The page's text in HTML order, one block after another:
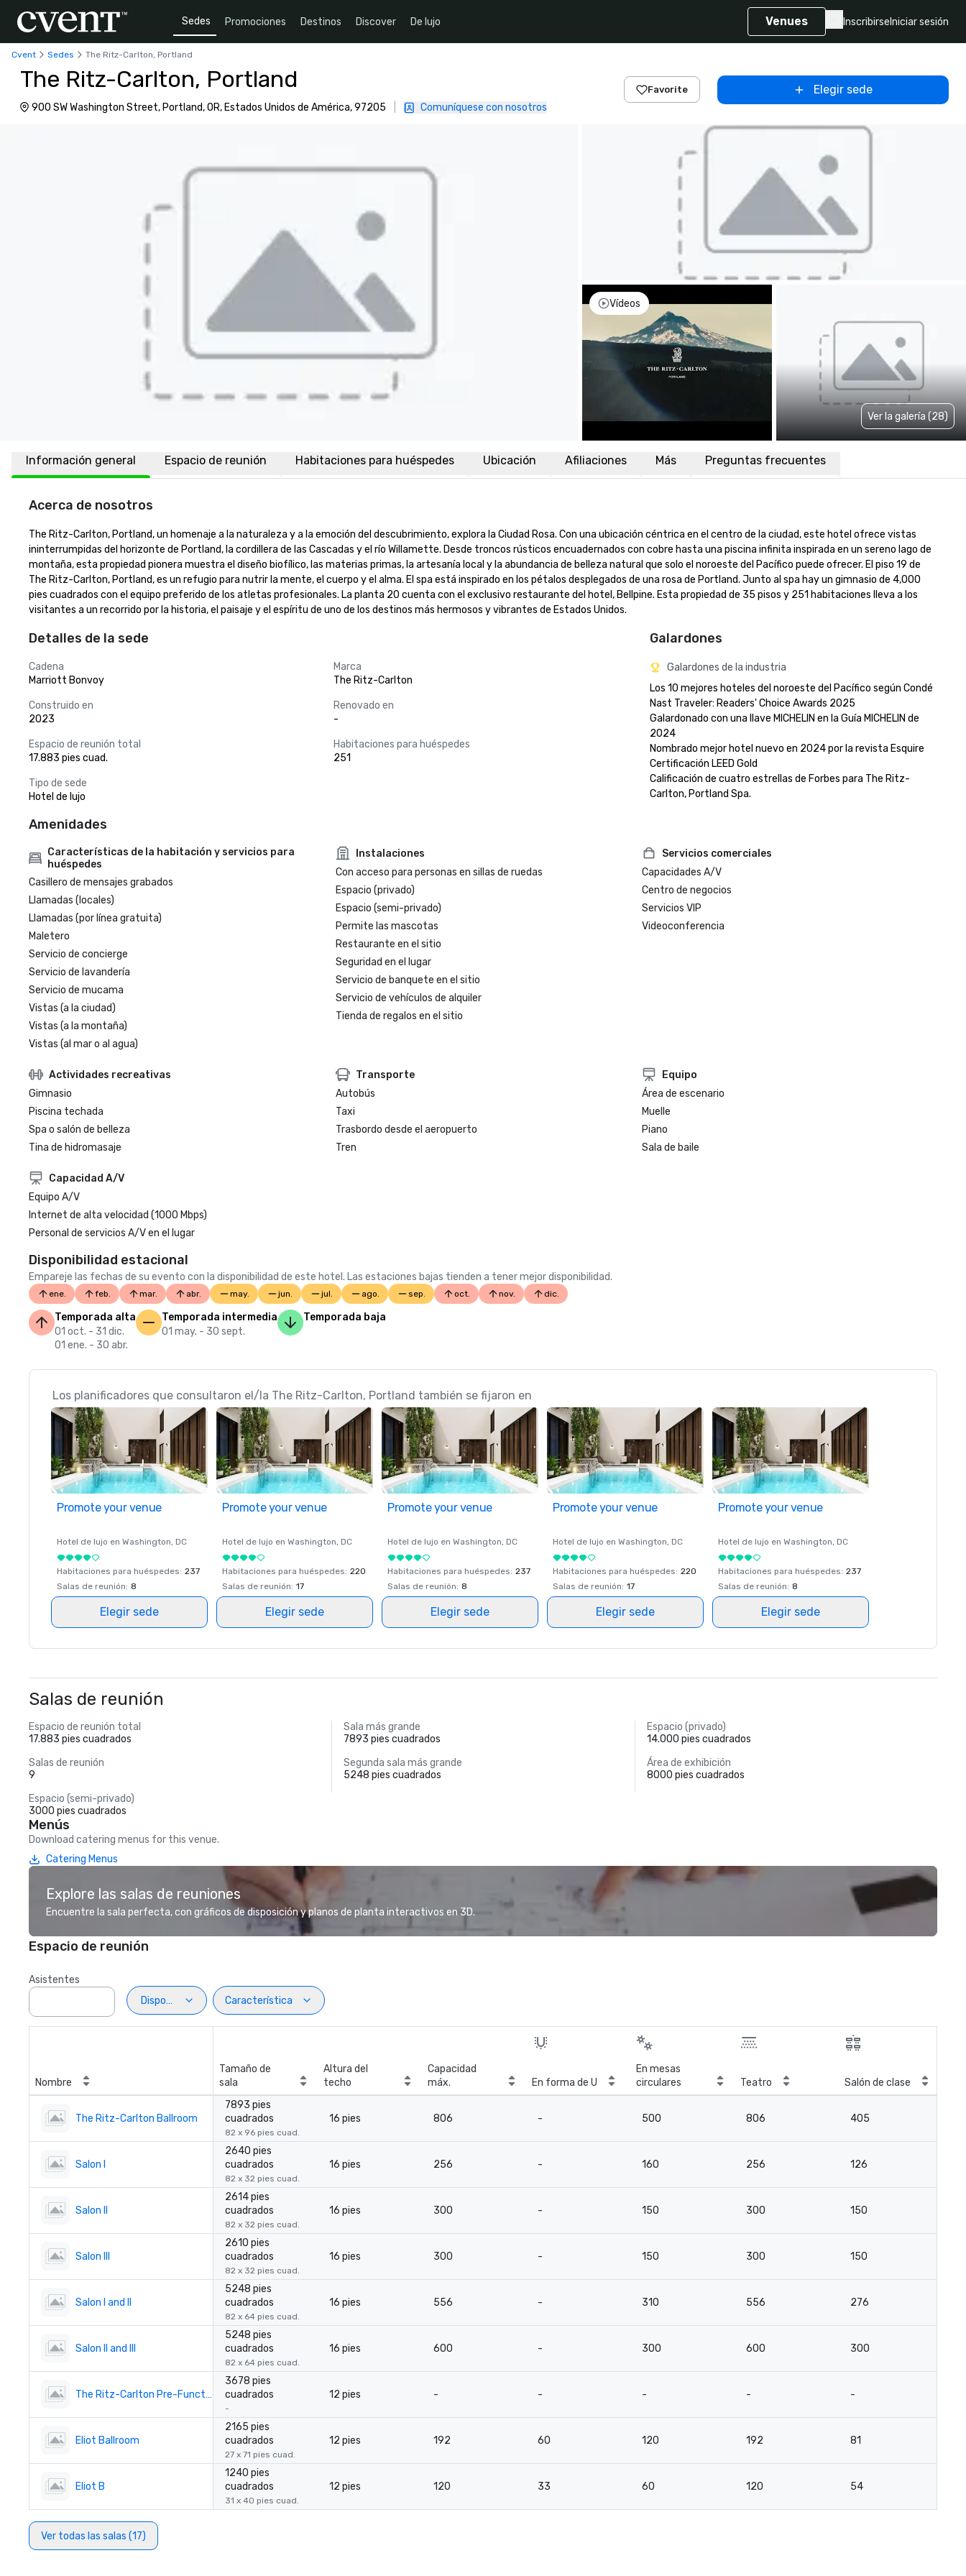
Sedes Promociones Destinos Discover De lujo Venues Inscribirse Iniciar sesión
Cvent Sedes The Ritz-Carlton, Portland
The Ritz-Carlton, Portland
900 SW Washington Street, Portland, OR, Estados Unidos de América, 97205 Comuníquese con nosotros
Favorite Elegir sede
Vídeos
Ver la galería (28)
Información general Espacio de reunión Habitaciones para huéspedes Ubicación Afiliaciones Más Preguntas frecuentes
Acerca de nosotros
The Ritz-Carlton, Portland, un homenaje a la naturaleza y a la emoción del descubrimiento, explora la Ciudad Rosa. Con una ubicación céntrica en el centro de la ciudad, este hotel ofrece vistas
ininterrumpidas del horizonte de Portland, la cordillera de las Cascadas y el río Willamette. Desde troncos rústicos encuadernados con cobre hasta una piscina infinita inspirada en un sereno lago de
montaña, esta propiedad pionera muestra el diseño biofílico, las materias primas, la artesanía local y la abundancia de belleza natural que solo el noroeste del Pacífico puede ofrecer. El piso 19 de
The Ritz-Carlton, Portland, es un refugio para nutrir la mente, el cuerpo y el alma. El spa está inspirado en los pétalos desplegados de una rosa de Portland. Junto al spa hay un gimnasio de 4,000
pies cuadrados con el equipo preferido de los atletas profesionales. La planta 20 cuenta con el exclusivo restaurante del hotel, Bellpine. Esta propiedad de 35 pisos y 251 habitaciones lleva a los
visitantes a un recorrido por la historia, el paisaje y el espíritu de uno de los destinos más hermosos y vibrantes de Estados Unidos.
Detalles de la sede
Cadena
Marriott Bonvoy
Marca
The Ritz-Carlton
Construido en
2023
Renovado en
-
Espacio de reunión total
17.883 pies cuad.
Habitaciones para huéspedes
251
Tipo de sede
Hotel de lujo
Galardones
Galardones de la industria
Los 10 mejores hoteles del noroeste del Pacífico según Condé
Nast Traveler: Readers' Choice Awards 2025
Galardonado con una llave MICHELIN en la Guía MICHELIN de
2024
Nombrado mejor hotel nuevo en 2024 por la revista Esquire
Certificación LEED Gold
Calificación de cuatro estrellas de Forbes para The Ritz-
Amenidades
Características de la habitación y servicios para
huéspedes
Casillero de mensajes grabados
Llamadas (locales)
Llamadas (por línea gratuita)
Maletero
Servicio de concierge
Servicio de lavandería
Servicio de mucama
Vistas (a la ciudad)
Vistas (a la montaña)
Vistas (al mar o al agua)
Instalaciones
Con acceso para personas en sillas de ruedas
Espacio (privado)
Espacio (semi-privado)
Permite las mascotas
Restaurante en el sitio
Seguridad en el lugar
Servicio de banquete en el sitio
Servicio de vehículos de alquiler
Tienda de regalos en el sitio
Servicios comerciales
Capacidades A/V
Centro de negocios
Servicios VIP
Videoconferencia
Actividades recreativas
Gimnasio
Piscina techada
Spa o salón de belleza
Tina de hidromasaje
Transporte
Autobús
Taxi
Trasbordo desde el aeropuerto
Tren
Equipo
Área de escenario
Muelle
Piano
Sala de baile
Capacidad A/V
Equipo A/V
Internet de alta velocidad (1000 Mbps)
Personal de servicios A/V en el lugar
Disponibilidad estacional
Empareje las fechas de su evento con la disponibilidad de este hotel. Las estaciones bajas tienden a tener mejor disponibilidad.
ene. feb. mar. abr. may. jun. jul. ago. sep. oct. nov. dic.
Temporada alta
01 oct. - 31 dic.
01 ene. - 30 abr.
Temporada intermedia
01 may. - 30 sept.
Temporada baja
Los planificadores que consultaron el/la The Ritz-Carlton, Portland también se fijaron en
Promote your venue
Hotel de lujo en Washington, DC
Habitaciones para huéspedes: 237
Salas de reunión: 8
Elegir sede
Promote your venue
Hotel de lujo en Washington, DC
Habitaciones para huéspedes: 220
Salas de reunión: 17
Elegir sede
Promote your venue
Hotel de lujo en Washington, DC
Habitaciones para huéspedes: 237
Salas de reunión: 8
Elegir sede
Promote your venue
Hotel de lujo en Washington, DC
Habitaciones para huéspedes: 220
Salas de reunión: 17
Elegir sede
Promote your venue
Hotel de lujo en Washington, DC
Habitaciones para huéspedes: 237
Salas de reunión: 8
Elegir sede
Salas de reunión
Espacio de reunión total
17.883 pies cuadrados
Sala más grande
7893 pies cuadrados
Espacio (privado)
14.000 pies cuadrados
Salas de reunión
9
Segunda sala más grande
5248 pies cuadrados
Área de exhibición
8000 pies cuadrados
Espacio (semi-privado)
3000 pies cuadrados
Menús
Download catering menus for this venue.
Catering Menus
Explore las salas de reuniones
Encuentre la sala perfecta, con gráficos de disposición y planos de planta interactivos en 3D.
Espacio de reunión
Asistentes
Disposiciön
Característica
Nombre
Tamaño de
sala
Altura del
techo
Capacidad
máx.
En forma de U
En mesas
circulares
Teatro Salón de clase
The Ritz-Carlton Ballroom
7893 pies
cuadrados
82 x 96 pies cuad.
16 pies 806 - 500 806 405
Salon I
2640 pies
cuadrados
82 x 32 pies cuad.
16 pies 256 - 160 256 126
Salon II
2614 pies
cuadrados
82 x 32 pies cuad.
16 pies 300 - 150 300 150
Salon III
2610 pies
cuadrados
82 x 32 pies cuad.
16 pies 300 - 150 300 150
Salon I and II
5248 pies
cuadrados
82 x 64 pies cuad.
16 pies 556 - 310 556 276
Salon II and III
5248 pies
cuadrados
82 x 64 pies cuad.
16 pies 600 - 300 600 300
The Ritz-Carlton Pre-Function
3678 pies
cuadrados
-
12 pies - - - - -
Eliot Ballroom
2165 pies
cuadrados
27 x 71 pies cuad.
12 pies 192 60 120 192 81
Eliot B
1240 pies
cuadrados
31 x 40 pies cuad.
12 pies 120 33 60 120 54
Ver todas las salas (17)